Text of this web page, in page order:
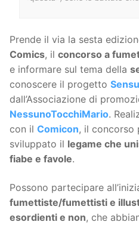
Prende il via la sesta
Comics, il concorso a
e informare sul tema della
conoscere il progetto
dall’Associazione di
NessunoTocchiMario.
con il Comicon, il concorso
sviluppato il legame che
fiabe e favole.
Possono partecipare
fumettiste/fumettisti e
esordienti e non, che